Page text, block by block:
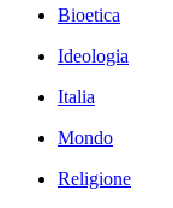
Bioetica
Ideologia
Italia
Mondo
Religione